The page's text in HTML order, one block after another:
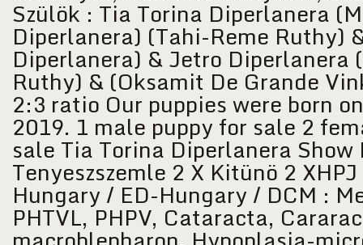
Szülök : Tia Torina Diperlanera
Diperlanera) (Tahi-Reme Ruthy)
Diperlanera) & Jetro Diperlanera
Ruthy) & (Oksamit De Grande
2:3 ratio Our puppies were born
2019. 1 male puppy for sale 2
sale Tia Torina Diperlanera Show
Tenyeszszemle 2 X Kitünö 2
Hungary / ED-Hungary / DCM :
PHTVL, PHPV, Cataracta,